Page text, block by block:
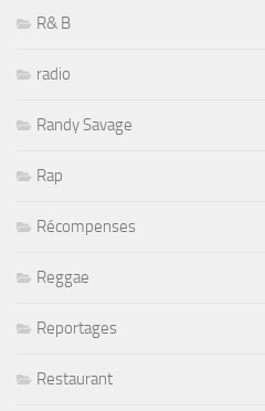
R& B
radio
Randy Savage
Rap
Récompenses
Reggae
Reportages
Restaurant